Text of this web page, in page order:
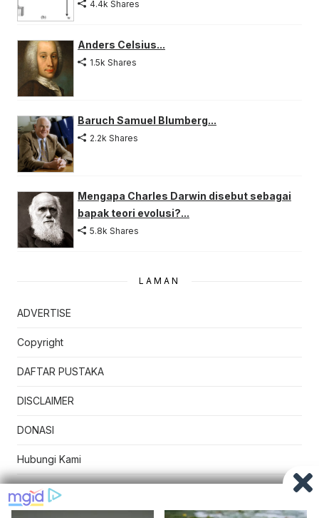
4.4k Shares
Anders Celsius...
1.5k Shares
Baruch Samuel Blumberg...
2.2k Shares
Mengapa Charles Darwin disebut sebagai
bapak teori evolusi?...
5.8k Shares
LAMAN
ADVERTISE
Copyright
DAFTAR PUSTAKA
DISCLAIMER
DONASI
Hubungi Kami
Kebijakan Privasi